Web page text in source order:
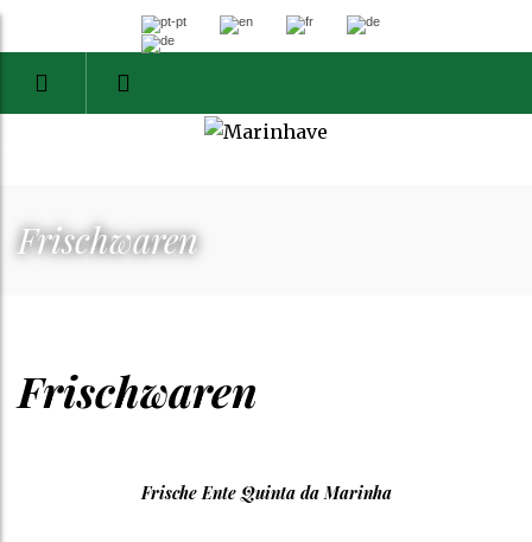
Frischwaren
Frischwaren
Frische Ente Quinta da Marinha